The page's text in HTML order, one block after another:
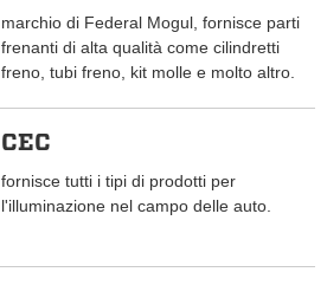
marchio di Federal Mogul, fornisce parti
frenanti di alta qualità come cilindretti
freno, tubi freno, kit molle e molto altro.
CEC
fornisce tutti i tipi di prodotti per
l'illuminazione nel campo delle auto.